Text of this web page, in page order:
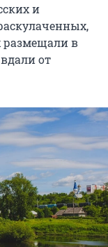
и
размещали в
от